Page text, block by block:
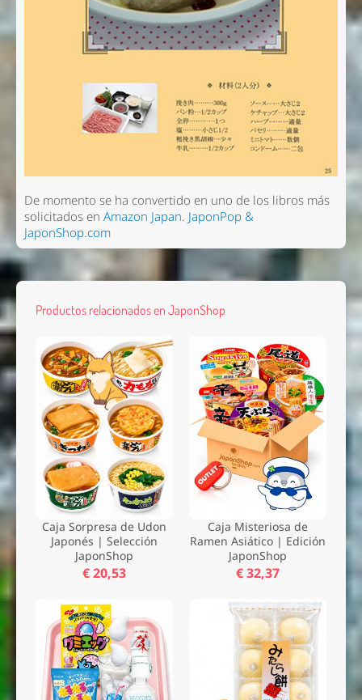
De momento se ha convertido en uno de los libros más
solicitados en Amazon Japan. JaponPop &
JaponShop.com
Productos relacionados en JaponShop
Caja Sorpresa de Udon
Japonés | Selección
JaponShop
€ 20,53
Caja Misteriosa de
Ramen Asiático | Edición
JaponShop
€ 32,37